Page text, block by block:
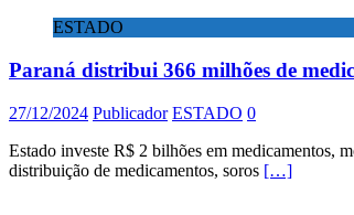
ESTADO
Paraná distribui 366 milhões de
27/12/2024 Publicador ESTADO 0
Estado investe R$ 2 bilhões em medicamentos,
distribuição de medicamentos, soros […]